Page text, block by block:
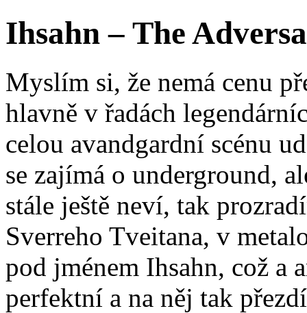
Ihsahn – The
Myslím si, že nemá cenu
hlavně v řadách
celou avandgardní scénu
se zajímá o underground,
stále ještě neví, tak
Sverreho Tveitana, v
pod jménem Ihsahn, což a
perfektní a na něj tak